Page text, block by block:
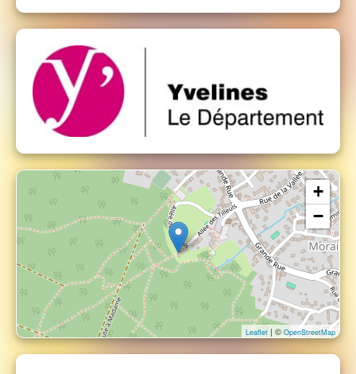
+
−
Leaflet | © OpenStreetMap